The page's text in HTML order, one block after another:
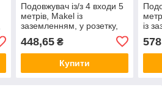
Подовжувач із/з 4 входи 5
метрів, Makel із
заземленням, у розетку,
переноска, електричний
Makel
448,65₴
Купити
із